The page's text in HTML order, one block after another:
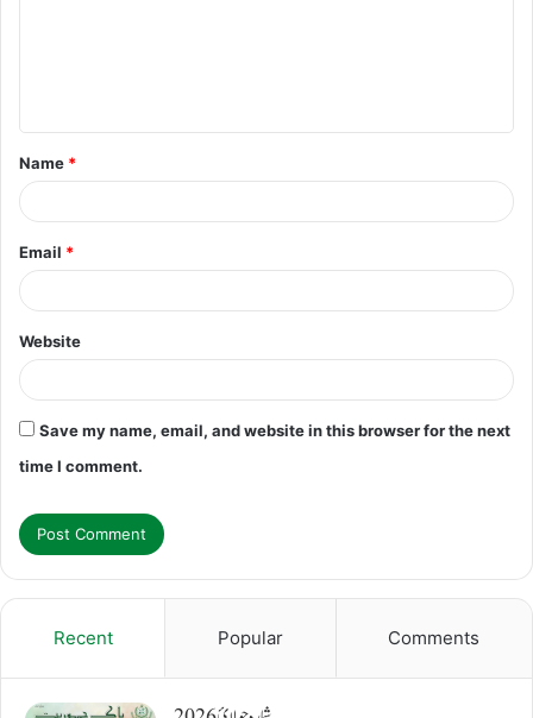
t
*
Name *
Email *
Website
Save my name, email, and website in this browser for the next
time I comment.
Recent Popular Comments